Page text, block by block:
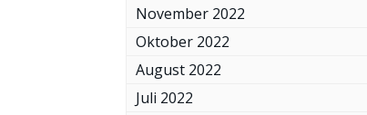
November 2022
Oktober 2022
August 2022
Juli 2022